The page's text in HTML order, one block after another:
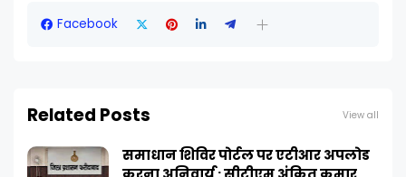
Facebook
Related Posts View all
समाधान शिविर पोर्टल पर एटीआर अपलोड